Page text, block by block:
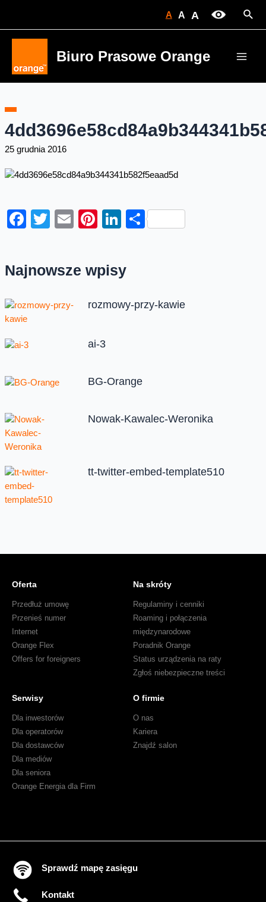
A A A
Biuro Prasowe Orange
25 grudnia 2016
Facebook
Twitter
EmailPinterest
LinkedIn
Share
Najnowsze wpisy
rozmowy-przy-kawie
ai-3
BG-Orange
Nowak-Kawalec-Weronika
tt-twitter-embed-template510
Oferta
Przedłuż umowę
Przenieś numer
Internet
Orange Flex
Offers for foreigners
Na skróty
Regulaminy i cenniki
Roaming i połączenia
międzynarodowe
Poradnik Orange
Status urządzenia na raty
Zgłoś niebezpieczne treści
Serwisy
Dla inwestorów
Dla operatorów
Dla dostawców
Dla mediów
Dla seniora
Orange Energia dla Firm
O firmie
O nas
Kariera
Znajdź salon
Sprawdź mapę zasięgu
Kontakt